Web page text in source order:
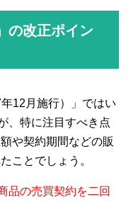
の改正ポイン
12月施行）」ではい
、特に注目すべき点
や契約期間などの販
ことでしょう。
品の売買契約を二回